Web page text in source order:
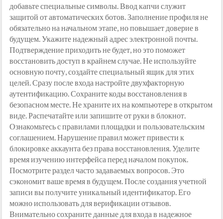
добавьте специальные символы. Ввод капчи служит
защитой от автоматических ботов. Заполнение профиля не
обязательно на начальном этапе, но повышает доверие в
будущем. Укажите надежный адрес электронной почты.
Подтверждение приходить не будет, но это поможет
восстановить доступ в крайнем случае. Не используйте
основную почту, создайте специальный ящик для этих
целей. Сразу после входа настройте двухфакторную
аутентификацию. Сохраните коды восстановления в
безопасном месте. Не храните их на компьютере в открытом
виде. Распечатайте или запишите от руки в блокнот.
Ознакомьтесь с правилами площадки и пользовательским
соглашением. Нарушение правил может привести к
блокировке аккаунта без права восстановления. Уделите
время изучению интерфейса перед началом покупок.
Посмотрите раздел часто задаваемых вопросов. Это
сэкономит ваше время в будущем. После создания учетной
записи вы получите уникальный идентификатор. Его
можно использовать для верификации отзывов.
Внимательно сохраните данные для входа в надежное